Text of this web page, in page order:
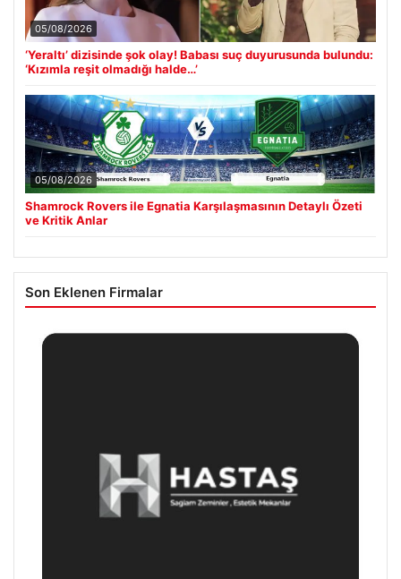
05/08/2026
‘Yeraltı’ dizisinde şok olay! Babası suç duyurusunda bulundu:
‘Kızımla reşit olmadığı halde…’
05/08/2026
Shamrock Rovers ile Egnatia Karşılaşmasının Detaylı Özeti
ve Kritik Anlar
Son Eklenen Firmalar